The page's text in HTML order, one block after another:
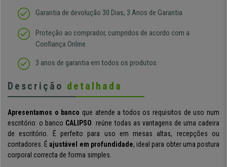
Garantia de devolução 30 Dias, 3 Anos de Garantia
Proteção ao comprador, cumpridos de acordo com a
Confiança Online
3 anos de garantia em todos os produtos
Descrição detalhada
Apresentamos o banco que atende a todos os requisitos de uso num
escritório: o banco CALIPSOreúne todas as vantagens de uma cadeira
de escritório. É perfeito para uso em mesas altas, recepções ou
contadores.Éajustável em profundidade, ideal para obter uma postura
corporal correcta de forma simples.